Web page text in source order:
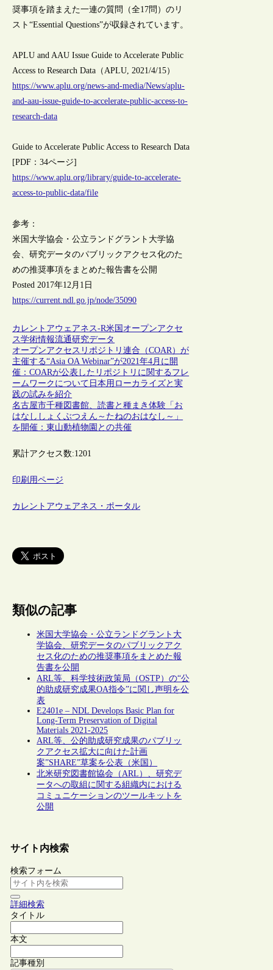
奨事項を踏まえた一連の質問（全17問）のリ
スト“Essential Questions”が収録されています。
APLU and AAU Issue Guide to Accelerate Public
Access to Research Data（APLU, 2021/4/15）
https://www.aplu.org/news-and-media/News/aplu-
and-aau-issue-guide-to-accelerate-public-access-to-
research-data
Guide to Accelerate Public Access to Research Data
[PDF：34ページ]
https://www.aplu.org/library/guide-to-accelerate-
access-to-public-data/file
参考：
米国大学協会・公立ランドグラント大学協
会、研究データのパブリックアクセス化のた
めの推奨事項をまとめた報告書を公開
Posted 2017年12月1日
https://current.ndl.go.jp/node/35090
カレントアウェアネス-R米国 オープンアクセ
ス学術情報流通研究データ
オープンアクセスリポジトリ連合（COAR）が
主催する“Asia OA Webinar”が2021年4月に開
催：COARが公表したリポジトリに関するフレ
ームワークについて日本用ローカライズと実
践の試みを紹介
名古屋市千種図書館、読書と種まき体験「お
はなししょくぶつえん～たねのおはなし～」
を開催：東山動植物園との共催
累計アクセス数:1201
印刷用ページ
カレントアウェアネス・ポータル
類似の記事
米国大学協会・公立ランドグラント大
学協会、研究データのパブリックアク
セス化のための推奨事項をまとめた報
告書を公開
ARL等、科学技術政策局（OSTP）の“公
的助成研究成果OA指令”に関し声明を公
表
E2401e – NDL Develops Basic Plan for
Long-Term Preservation of Digital
Materials 2021-2025
ARL等、公的助成研究成果のパブリッ
クアクセス拡大に向けた計画
案”SHARE”草案を公表（米国）
北米研究図書館協会（ARL）、研究デ
ータへの取組に関する組織内における
コミュニケーションのツールキットを
公開
サイト内検索
検索フォーム
詳細検索
タイトル
本文
記事種別